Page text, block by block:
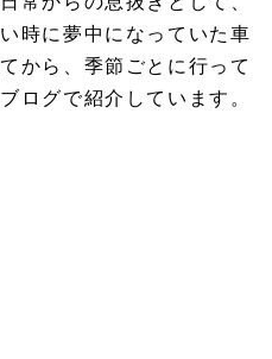
時に夢中になっていた車
から、季節ごとに行って
ログで紹介しています。